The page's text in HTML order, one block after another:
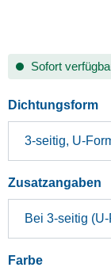
Sofort
Dichtungsform
Zusatzangaben
Farbeauswählen